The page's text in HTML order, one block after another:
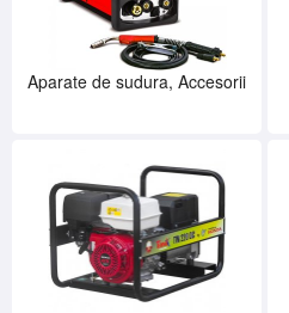
Aparate de sudura, Accesorii